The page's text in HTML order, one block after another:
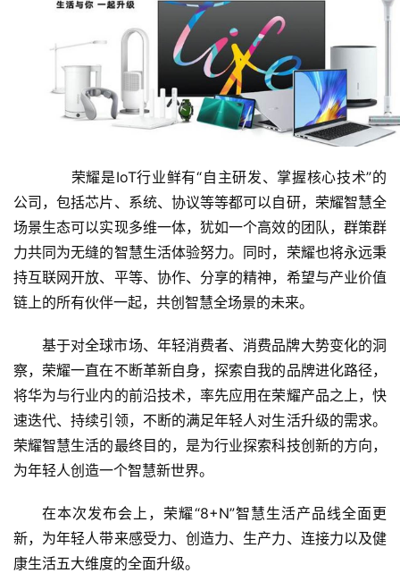
荣耀是IoT行业鲜有“自主研发、掌握核心技术”的
公司，包括芯片、系统、协议等等都可以自研，荣耀智慧全
场景生态可以实现多维一体，犹如一个高效的团队，群策群
力共同为无缝的智慧生活体验努力。同时，荣耀也将永远秉
持互联网开放、平等、协作、分享的精神，希望与产业价值
链上的所有伙伴一起，共创智慧全场景的未来。
基于对全球市场、年轻消费者、消费品牌大势变化的洞
察，荣耀一直在不断革新自身，探索自我的品牌进化路径，
将华为与行业内的前沿技术，率先应用在荣耀产品之上，快
速迭代、持续引领，不断的满足年轻人对生活升级的需求。
荣耀智慧生活的最终目的，是为行业探索科技创新的方向，
为年轻人创造一个智慧新世界。
在本次发布会上，荣耀“8+N”智慧生活产品线全面更
新，为年轻人带来感受力、创造力、生产力、连接力以及健
康生活五大维度的全面升级。